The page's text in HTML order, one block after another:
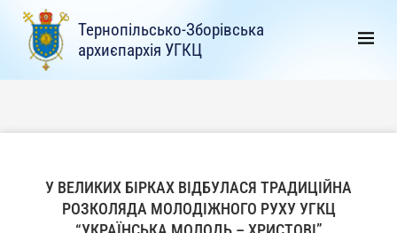
Тернопільсько-Зборівська
архиєпархія УГКЦ
У ВЕЛИКИХ БІРКАХ ВІДБУЛАСЯ ТРАДИЦІЙНА
РОЗКОЛЯДА МОЛОДІЖНОГО РУХУ УГКЦ